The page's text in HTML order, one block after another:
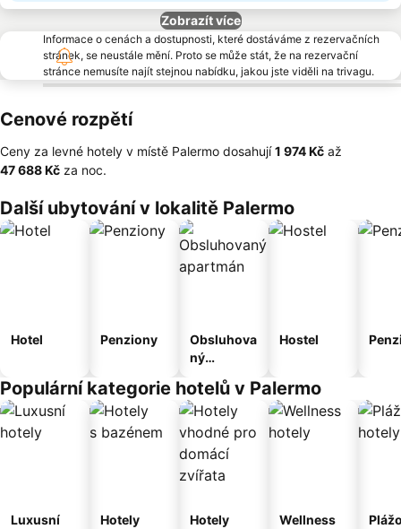
Zobrazít více
Informace o cenách a dostupnosti, které dostáváme z rezervačních
stránek, se neustále mění. Proto se může stát, že na rezervační
stránce nemusíte najít stejnou nabídku, jakou jste viděli na trivagu.
Cenové rozpětí
Ceny za levné hotely v místě Palermo dosahují‎1 974 Kč až
‎47 688 Kč za noc.
Další ubytování v lokalitě Palermo
Hotel Penziony
Obsluhova
ný
Hostel
Populární kategorie hotelů v Palermo
Luxusní
Hotely
Hotely
Wellness